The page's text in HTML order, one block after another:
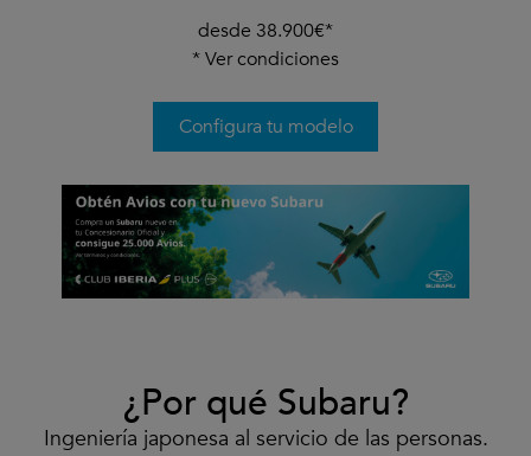
desde 38.900€*
*Ver condiciones
Configura tu modelo
¿Por qué Subaru?
Ingeniería japonesa al servicio de las personas.